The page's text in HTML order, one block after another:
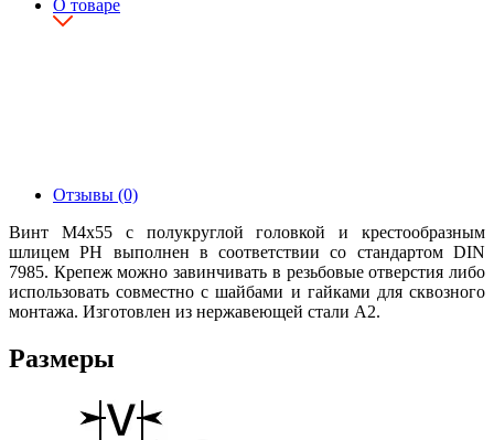
О товаре
Отзывы (0)
Винт М4х55 с полукруглой головкой и крестообразным
шлицем PH выполнен в соответствии со стандартом DIN
7985. Крепеж можно завинчивать в резьбовые отверстия либо
использовать совместно с шайбами и гайками для сквозного
монтажа. Изготовлен из нержавеющей стали А2.
Размеры